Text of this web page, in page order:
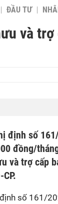
ĐẦU TƯ
và
định số
đồng/
và trợ cấp
định số 161/